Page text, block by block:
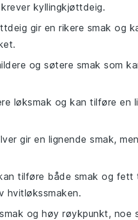
kyllingkjøttdeig.
gir en rikere smak og
og søtere smak som
løksmak og kan tilføre en
gir en lignende smak,
tilføre både smak og fett
hvitløkssmaken.
og høy røykpunkt, noe